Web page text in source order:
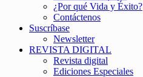
¿Por qué Vida y Éxito?
Contáctenos
Suscríbase
Newsletter
REVISTA DIGITAL
Revista digital
Ediciones Especiales